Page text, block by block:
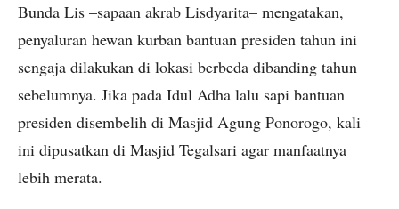
Bunda Lis –sapaan akrab Lisdyarita– mengatakan,
penyaluran hewan kurban bantuan presiden tahun ini
sengaja dilakukan di lokasi berbeda dibanding tahun
sebelumnya. Jika pada Idul Adha lalu sapi bantuan
presiden disembelih di Masjid Agung Ponorogo, kali
ini dipusatkan di Masjid Tegalsari agar manfaatnya
lebih merata.